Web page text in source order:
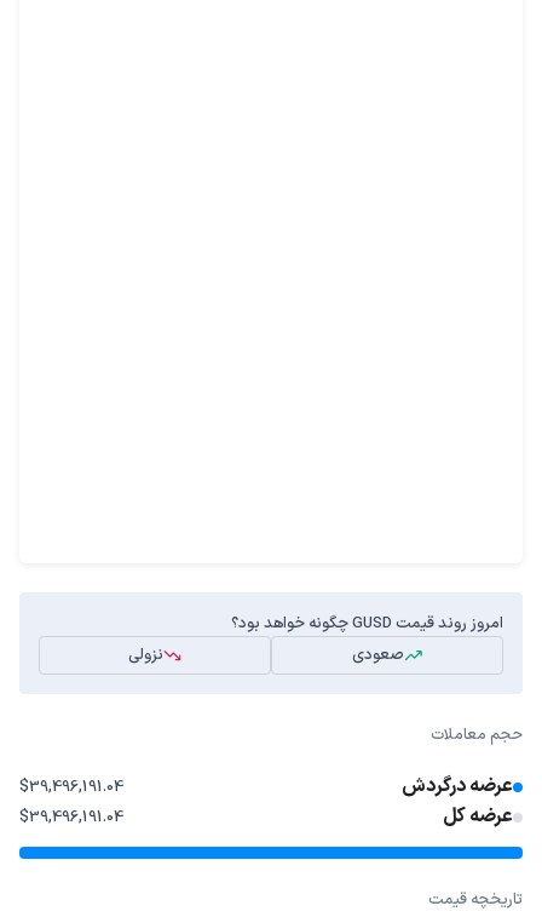
امروز روند قیمت GUSD چگونه خواهد بود؟
صعودی
نزولی
حجم معاملات
عرضه درگردش $39,496,191.04
عرضه کل $39,496,191.04
تاریخچه قیمت